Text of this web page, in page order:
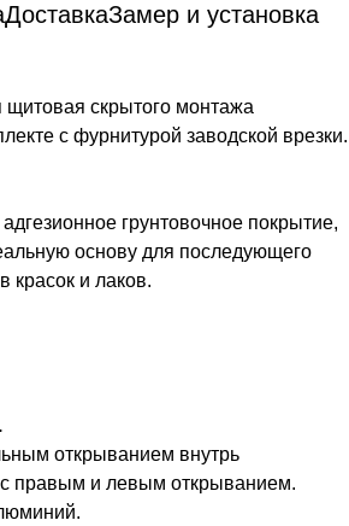
ДоставкаЗамер и установка
скрытого монтажа
с фурнитурой заводской врезки.
грунтовочное покрытие,
основу для последующего
красок и лаков.
открыванием внутрь
правым и левым открыванием.